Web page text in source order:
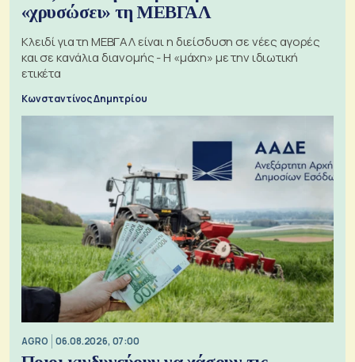
«χρυσώσει» τη ΜΕΒΓΑΛ
Κλειδί για τη ΜΕΒΓΑΛ είναι η διείσδυση σε νέες αγορές
και σε κανάλια διανομής - Η «μάχη» με την ιδιωτική
ετικέτα
Κωνσταντίνος Δημητρίου
AGRO 06.08.2026, 07:00